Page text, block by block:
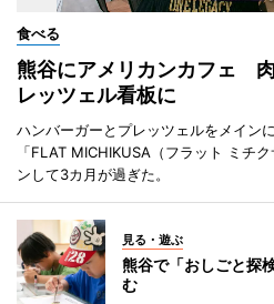
食べる
熊谷にアメリカンカフェ
レッツェル看板に
ハンバーガーとプレッツェルをメイン
「FLAT MICHIKUSA（フラット ミチ
ンして3カ月が過ぎた。
見る・遊ぶ
熊谷で「おしごと探
む